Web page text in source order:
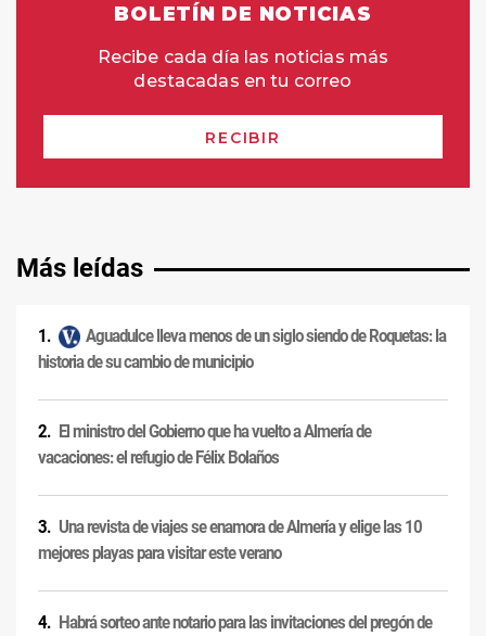
Más leídas
Aguadulce lleva menos de un siglo siendo de Roquetas: la
historia de su cambio de municipio
El ministro del Gobierno que ha vuelto a Almería de
vacaciones: el refugio de Félix Bolaños
Una revista de viajes se enamora de Almería y elige las 10
mejores playas para visitar este verano
Habrá sorteo ante notario para las invitaciones del pregón de